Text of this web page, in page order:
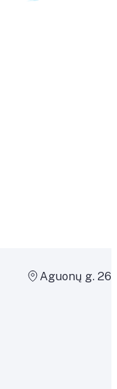
Aguonų g. 26